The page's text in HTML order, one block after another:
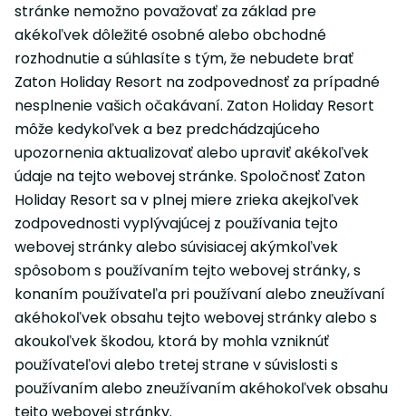
stránke nemožno považovať za základ pre
akékoľvek dôležité osobné alebo obchodné
rozhodnutie a súhlasíte s tým, že nebudete brať
Zaton Holiday Resort na zodpovednosť za prípadné
nesplnenie vašich očakávaní. Zaton Holiday Resort
môže kedykoľvek a bez predchádzajúceho
upozornenia aktualizovať alebo upraviť akékoľvek
údaje na tejto webovej stránke. Spoločnosť Zaton
Holiday Resort sa v plnej miere zrieka akejkoľvek
zodpovednosti vyplývajúcej z používania tejto
webovej stránky alebo súvisiacej akýmkoľvek
spôsobom s používaním tejto webovej stránky, s
konaním používateľa pri používaní alebo zneužívaní
akéhokoľvek obsahu tejto webovej stránky alebo s
akoukoľvek škodou, ktorá by mohla vzniknúť
používateľovi alebo tretej strane v súvislosti s
používaním alebo zneužívaním akéhokoľvek obsahu